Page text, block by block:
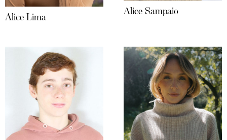
Alice Lima
Alice Sampaio